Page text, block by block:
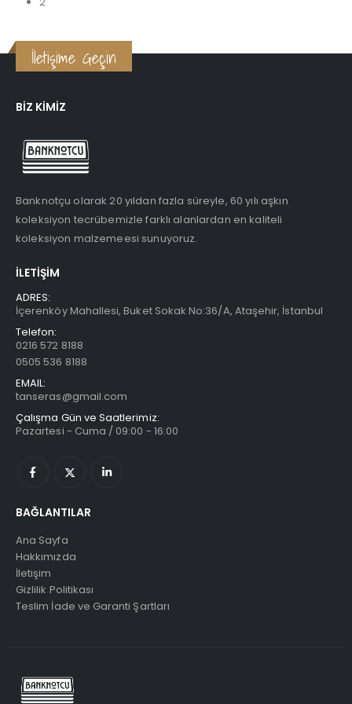
İletişime Geçin
BIZ KIMIZ
Banknotçu olarak 20 yıldan fazla süreyle, 60 yılı aşkın
koleksiyon tecrübemizle farklı alanlardan en kaliteli
koleksiyon malzemeesi sunuyoruz.
İLETIŞIM
ADRES:
İçerenköy Mahallesi, Buket Sokak No:36/A, Ataşehir, İstanbul
Telefon:
0216 572 8188
0505 536 8188
EMAIL:
tanseras@gmail.com
Çalışma Gün ve Saatlerimiz:
Pazartesi - Cuma / 09:00 - 16:00
BAĞLANTILAR
Ana Sayfa
Hakkımızda
İletişim
Gizlilik Politikası
Teslim İade ve Garanti Şartları